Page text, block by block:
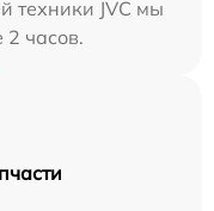
техники JVC мы
2 часов.